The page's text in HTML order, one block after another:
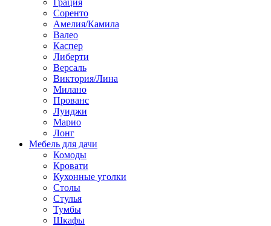
Грация
Соренто
Амелия/Камила
Валео
Каспер
Либерти
Версаль
Виктория/Лина
Милано
Прованс
Луиджи
Марио
Лонг
Мебель для дачи
Комоды
Кровати
Кухонные уголки
Столы
Стулья
Тумбы
Шкафы